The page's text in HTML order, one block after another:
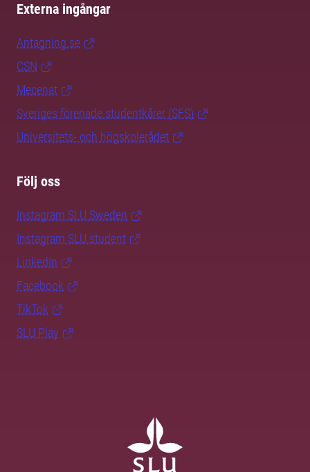
Externa ingångar
Antagning.se
CSN
Mecenat
Sveriges förenade studentkårer (SFS)
Universitets- och högskolerådet
Följ oss
Instagram SLU.Sweden
Instagram SLU.student
LinkedIn
Facebook
TikTok
SLU Play